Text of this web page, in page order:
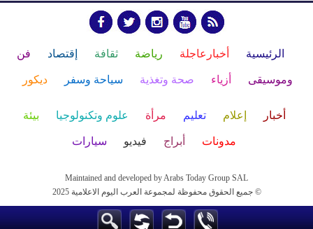
الرئيسية أخبارعاجلة رياضة ثقافة إقتصاد فن
وموسيقى أزياء صحة وتغذية سياحة وسفر ديكور
أخبار إعلام تعليم مرأة علوم وتكنولوجيا بيئة
مدونات أبراج فيديو سيارات
Maintained and developed by Arabs Today Group SAL
جميع الحقوق محفوظة لمجموعة العرب اليوم الاعلامية 2025 ©